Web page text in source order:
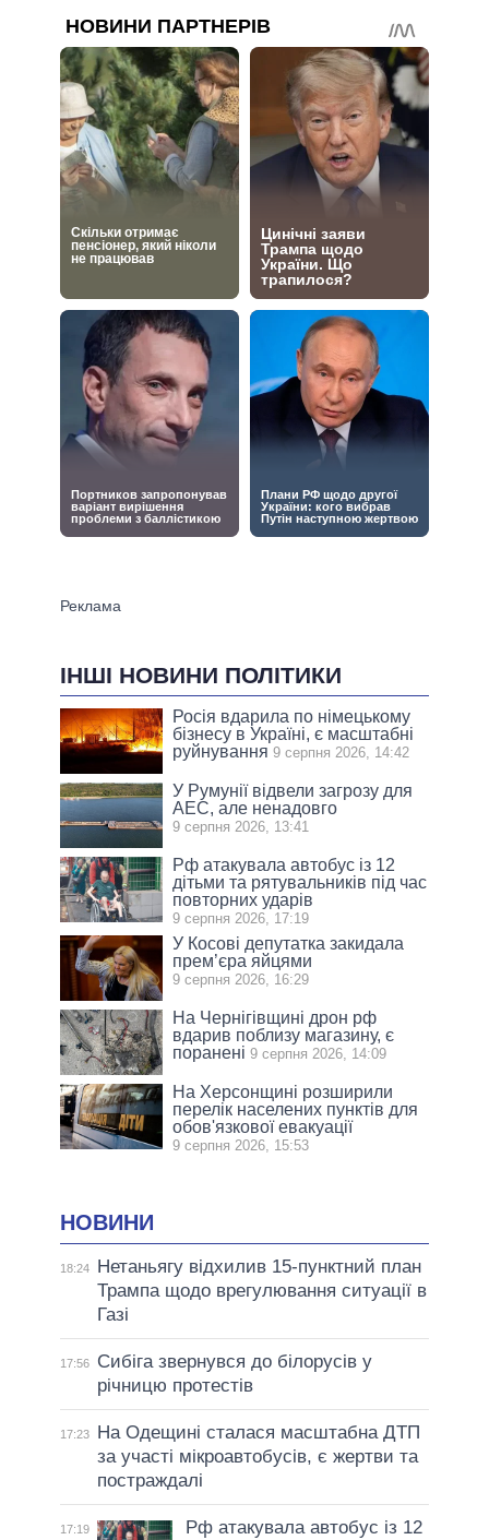
ІНШІ НОВИНИ ПОЛІТИКИ
Росія вдарила по німецькому
бізнесу в Україні, є масштабні
руйнування 9 серпня 2026, 14:42
У Румунії відвели загрозу для
АЕС, але ненадовго
9 серпня 2026, 13:41
Рф атакувала автобус із 12
дітьми та рятувальників під час
повторних ударів
9 серпня 2026, 17:19
У Косові депутатка закидала
прем’єра яйцями
9 серпня 2026, 16:29
На Чернігівщині дрон рф
вдарив поблизу магазину, є
поранені 9 серпня 2026, 14:09
На Херсонщині розширили
перелік населених пунктів для
обов'язкової евакуації
9 серпня 2026, 15:53
НОВИНИ
18:24
Нетаньягу відхилив 15-пунктний план
Трампа щодо врегулювання ситуації в
Газі
17:56
Сибіга звернувся до білорусів у
річницю протестів
17:23
На Одещині сталася масштабна ДТП
за участі мікроавтобусів, є жертви та
постраждалі
17:19
Рф атакувала автобус із 12